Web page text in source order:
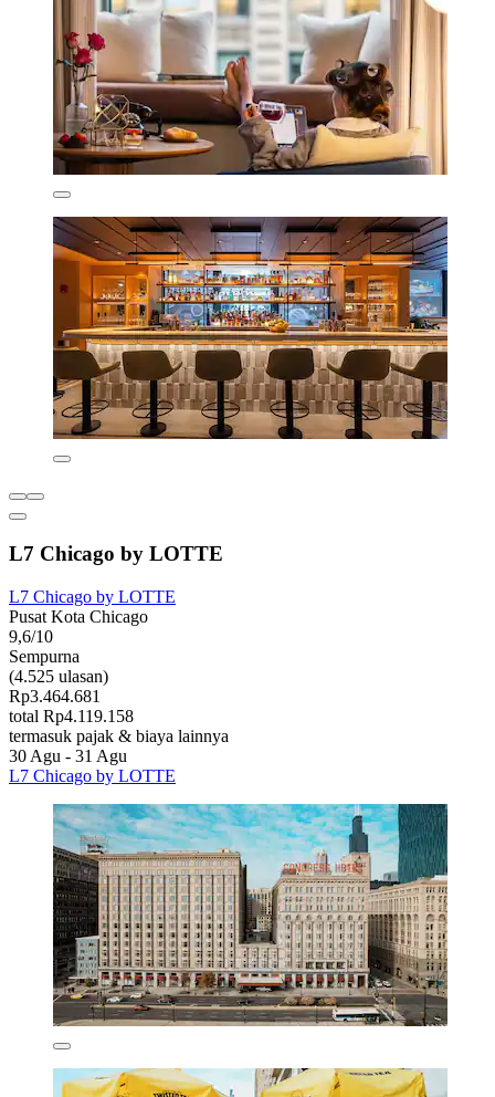
L7 Chicago by LOTTE
L7 Chicago by LOTTE
Pusat Kota Chicago
9,6/10
Sempurna
(4.525 ulasan)
Rp3.464.681
total Rp4.119.158
termasuk pajak & biaya lainnya
30 Agu - 31 Agu
L7 Chicago by LOTTE